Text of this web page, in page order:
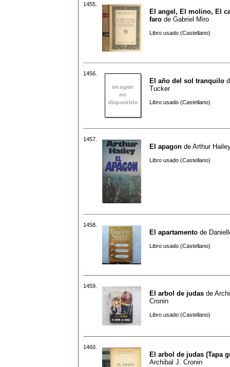
1455.
El angel, El molino, El
faro de Gabriel Miro
Libro usado (Castellano)
1456.
El año del sol tranquilo
Tucker
Libro usado (Castellano)
1457.
El apagon de Arthur
Libro usado (Castellano)
1458.
El apartamento de
Libro usado (Castellano)
1459.
El arbol de judas de
Cronin
Libro usado (Castellano)
1460.
El arbol de judas (Tapa
Archibal J. Cronin